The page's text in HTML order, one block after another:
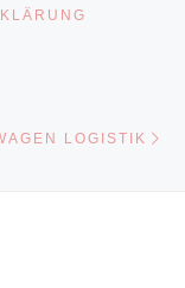
LOGISTIK